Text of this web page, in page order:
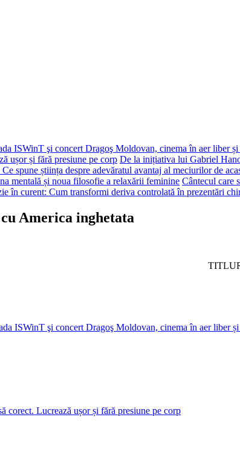
ISWinT şi concert Dragoş Moldovan, cinema în aer liber
ușor și fără presiune pe corp De la inițiativa lui Gabriel
spune știința despre adevăratul avantaj al meciurilor de
mentală și noua filosofie a relaxării feminine Cântecul care
în curent: Cum transformi deriva controlată în prezentări
America inghetata
ISWinT şi concert Dragoş Moldovan, cinema în aer liber
corect. Lucrează ușor și fără presiune pe corp